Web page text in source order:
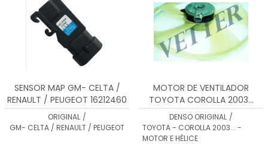
SENSOR MAP GM- CELTA /
RENAULT / PEUGEOT 16212460
ORIGINAL /
GM- CELTA / RENAULT / PEUGEOT
MOTOR DE VENTILADOR
TOYOTA COROLLA 2003...
1680007280
DENSO ORIGINAL /
TOYOTA - COROLLA 2003... -
MOTOR E HÉLICE